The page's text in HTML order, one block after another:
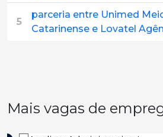
5
parceria entre Unimed
Catarinense e Lovatel
Mais vagas de